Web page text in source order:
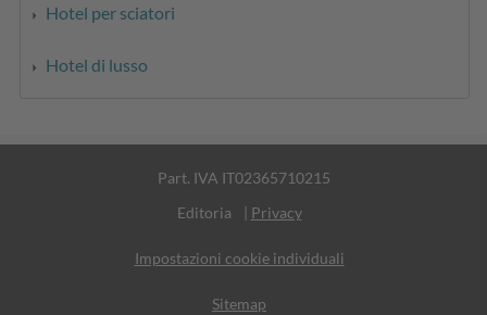
Hotel per sciatori
Hotel di lusso
Part. IVA IT02365710215
Editoria
| Privacy
Impostazioni cookie individuali
Sitemap